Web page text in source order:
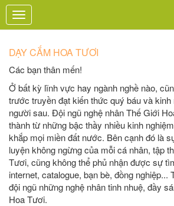
Toggle
navigation
DẠY CẮM HOA TƯƠI
Các bạn thân mến!
Ở bất kỳ lĩnh vực hay ngành nghề nào,
trước truyền đạt kiến thức quý báu và
người sau. Đội ngũ nghệ nhân Thế Giới
thành từ những bậc thầy nhiều kinh
khắp mọi miền đất nước. Bên cạnh đó là
luyện không ngừng của mỗi cá nhân, tập
Tươi, cũng không thể phủ nhận được sự
internet, catalogue, bạn bè, đồng nghiệp...
đội ngũ những nghệ nhân tinh nhuệ, đầy
Hoa Tươi.